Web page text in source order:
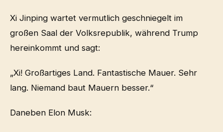
Xi Jinping wartet vermutlich geschniegelt im
großen Saal der Volksrepublik, während Trump
hereinkommt und sagt:
„Xi! Großartiges Land. Fantastische Mauer. Sehr
lang. Niemand baut Mauern besser.“
Daneben Elon Musk: